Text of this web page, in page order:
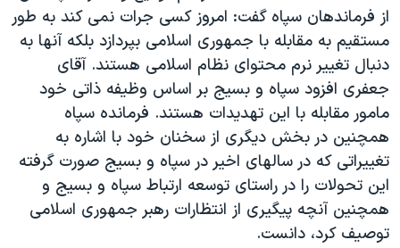
از فرماندهان سپاه گفت: امروز کسی جرات نمی کند به طور
مستقيم به مقابله با جمهوری اسلامی بپردازد بلکه آنها به
دنبال تغيير نرم محتوای نظام اسلامی هستند. آقای
جعفری افزود سپاه و بسيج بر اساس وظيفه ذاتی خود
مامور مقابله با اين تهديدات هستند. فرمانده سپاه
همچنين در بخش ديگری از سخنان خود با اشاره به
تغييراتی که در سالهای اخير در سپاه و بسيج صورت گرفته
اين تحولات را در راستای توسعه ارتباط سپاه و بسيج و
همچنين آنچه پيگيری از انتظارات رهبر جمهوری اسلامی
توصيف کرد، دانست.